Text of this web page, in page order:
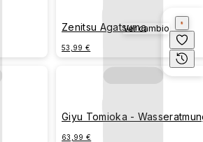
Zenitsu Agatsuma
53,99 €
Giyu Tomioka -
63,99 €
Ver cambio